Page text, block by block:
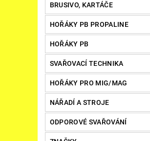
BRUSIVO, KARTÁČE
HOŘÁKY PB PROPALINE
HOŘÁKY PB
SVAŘOVACÍ TECHNIKA
HOŘÁKY PRO MIG/MAG
NÁŘADÍ A STROJE
ODPOROVÉ SVAŘOVÁNÍ